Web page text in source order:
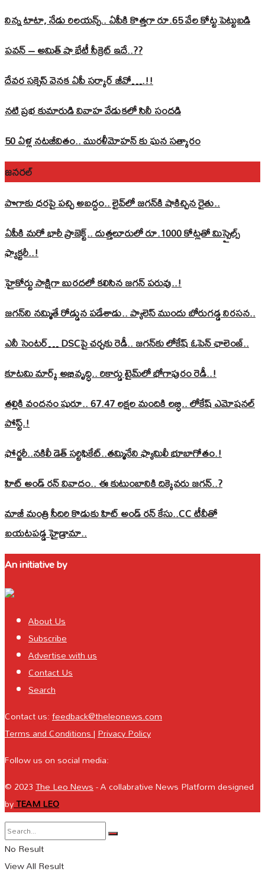
నిన్న టాటా, నేడు రిలయన్స్.. ఏపీకి కొత్తగా రూ.65 వేల కోట్ట పెట్టుబడి
పవన్‌ – అమిత్‌ షా భేటీ సీక్రెట్‌ ఇదే..??
దేవర సక్సెస్‌ వెనక ఏపీ సర్కార్‌ జీవో….!!
నటి ప్రభ కుమారుడి వివాహ వేడుకలో సినీ సందడి
50 ఏళ్ల నటజీవితం.. మురళీమోహన్ కు ఘన సత్కారం
జనరల్
పొగాకు ధరపై పచ్చి అబద్దం.. లైవ్‌లో జగన్‌కి షాకిచ్చిన రైతు..
ఏపీకి మరో భారీ ప్రాజెక్ట్.. దుత్తలూరులో రూ.1000 కోట్లతో మిస్సైల్స్
ఫ్యాక్టరీ..!
హైకోర్టు సాక్షిగా బురదలో కలిసిన జగన్ పరువు..!
జగన్‌ని నమ్మితే రోడ్డున పడేశాడు.. ప్యాలెస్‌ ముందు బోరుగడ్డ నిరసన..
ఎనీ సెంటర్‌… DSCపై చర్చకు రెడీ.. జగన్‌కు లోకేష్‌ ఓపెన్ ఛాలెంజ్..
కూటమి మార్క్ అభివృద్ధి.. రికార్డు టైమ్‌లో భోగాపురం రెడీ..!
తల్లికి వందనం షురూ.. 67.47 లక్షల మందికి లబ్ధి.. లోకేష్‌ ఎమోషనల్
పోస్ట్‌.!
ఫోర్జరీ..నకిలీ డెత్ సర్టిఫికేట్..తమ్మినేని ఫ్యామిలీ భూబాగోతం.!
హిట్ అండ్ రన్ వివాదం.. ఈ కుటుంబానికి దిక్కెవరు జగన్..?
మాజీ మంత్రి సీదిరి కొడుకు హిట్ అండ్ రన్ కేసు..CC టీవీతో
బయటపడ్డ హైడ్రామా..
An initiative by
About Us
Subscribe
Advertise with us
Contact Us
Search
Contact us:feedback@theleonews.com
Terms and Conditions|Privacy Policy
Follow us on social media:
© 2023The Leo News- A collabrative News Platform designed
byTEAM LEO
No Result
View All Result